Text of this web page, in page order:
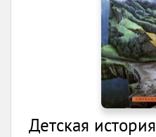
Детская история